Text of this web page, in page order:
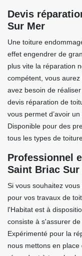
Devis
Sur Mer
Une toiture
effet engendrer de
plus vite la réparation
compétent, vous aurez
avez besoin de
devis réparation de
vous permet d’avoir
Disponible pour des
tous les types de
Professionnel
Saint Briac Sur
Si vous souhaitez
pour vos travaux de
l'Habitat est à
consiste à s'assurer
Expérimenté pour la
nous mettons en